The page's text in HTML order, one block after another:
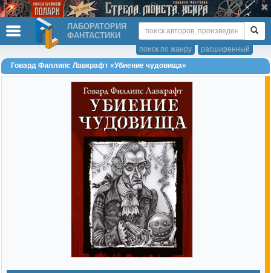
ЛАБОРАТОРИЯ
ФАНТАСТИКИ
расширенный
поиск по жанру
Говард Филлипс Лавкрафт «Убиение чудовища»